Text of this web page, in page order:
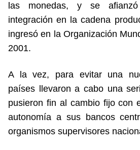
las monedas, y se
integración en la cadena
ingresó en la Organización
2001.
A la vez, para evitar una
países llevaron a cabo una
pusieron fin al cambio fijo con
autonomía a sus bancos
organismos supervisores